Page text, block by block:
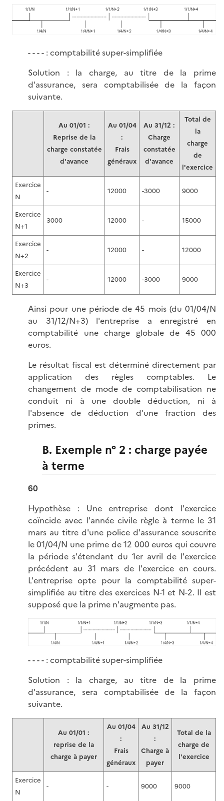
- - - - : comptabilité super-simplifiée
Solution : la charge, au titre de la prime
d'assurance, sera comptabilisée de la façon
suivante.
Au 01/01 :
Reprise de la
charge constatée
d'avance
Au 01/04
:
Frais
généraux
Au 31/12 :
Charge
constatée
d'avance
Total de
la
charge
de
l'exercice
Exercice
N
- 12000 -3000 9000
Exercice
N+1
3000 12000 - 15000
Exercice
N+2
- 12000 - 12000
Exercice
N+3
- 12000 -3000 9000
Ainsi pour une période de 45 mois (du 01/04/N
au 31/12/N+3) l'entreprise a enregistré en
comptabilité une charge globale de 45 000
euros.
Le résultat fiscal est déterminé directement par
application des règles comptables. Le
changement de mode de comptabilisation ne
conduit ni à une double déduction, ni à
l'absence de déduction d'une fraction des
primes.
B. Exemple n° 2 : charge payée
à terme
60
Hypothèse : Une entreprise dont l'exercice
coïncide avec l'année civile règle à terme le 31
mars au titre d'une police d'assurance souscrite
le 01/04/N une prime de 12 000 euros qui couvre
la période s'étendant du 1er avril de l'exercice
précédent au 31 mars de l'exercice en cours.
L'entreprise opte pour la comptabilité super-
simplifiée au titre des exercices N-1 et N-2. Il est
supposé que la prime n'augmente pas.
- - - - : comptabilité super-simplifiée
Solution : la charge, au titre de la prime
d'assurance, sera comptabilisée de la façon
suivante.
Au 01/01 :
reprise de la
charge à payer
Au 01/04
:
Frais
généraux
Au 31/12
:
Charge à
payer
Total de la
charge de
l'exercice
Exercice
N
- - 9000 9000